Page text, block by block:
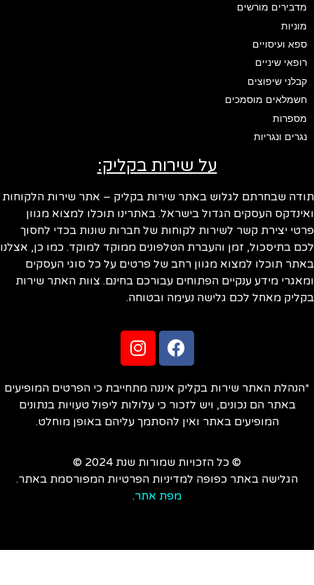
מדבירים מורשים
מוניות
ספא ועיסויים
רופאי שיניים
קבלני שיפוצים
חשמלאים מוסמכים
מספרות
נגרים ונגריות
על שירות בקליק:
שבחרתם לגלוש באתר שירות בקליק – אתר שירות הלקוחות
העסקים הגדול בישראל. באתרינו תוכלו למצוא מגוון
יצירת קשר לשירות לקוחות של חברות שונות בכדי לחסוך
בתיסכול, זמן והעברת הטלפונים ממוקד למוקד. כמו כן, אצלנו
תוכלו למצוא מגוון רחב של פרטים על כל סוגי העסקים
מידע ענקיים הפתוחים עבורכם בחינם. צוות האתר שירות
מאחל לכם גלישה נעימה ובטוחה.
האתר שירות בקליק איננה מתחייבת כי הפרטים המופיעים
באתר הם נכונים, ויש לזכור כי עלולות ליפול טעויות בנתונים
המופיעים באתר ואין להסתמך עליהם באופן מוחלט.
© כל הזכויות שמורות שנת 2024 ©
הגלישה באתר כפופה למדיניות הפרטיות המפורסמת באתר.
מפת אתר.